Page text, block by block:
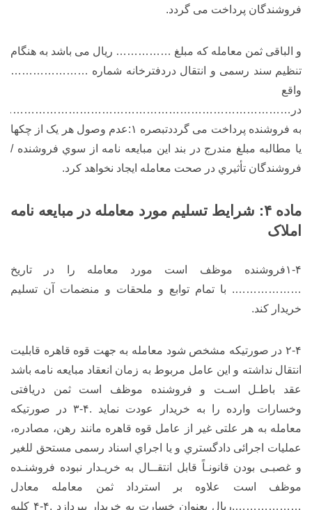
فروشندگان پرداخت می گردد.
و الباقی ثمن معامله که مبلغ …………… ریال می باشد به هنگام
تنظیم سند رسمی و انتقال دردفترخانه شماره …………………
واقع
به فروشنده پرداخت می گرددتبصره ۱:عدم وصول هر یک از چکها
یا مطالبه مبلغ مندرج در بند این مبایعه نامه از سوي فروشنده /
فروشندگان تأثیري در صحت معامله ایجاد نخواهد کرد.
ماده ۴: شرایط تسلیم مورد معامله در مبایعه نامه
املاک
۱-۴فروشنده موظف است مورد معامله را در تاریخ
………………. با تمام توابع و ملحقات و منضمات آن تسلیم
خریدار کند.
۲-۴ در صورتیکه مشخص شود معامله به جهت قوه قاهره قابلیت
انتقال نداشته و این عامل مربوط به زمان انعقاد مبایعه نامه باشد
عقد باطـل اسـت و فروشنده موظف است ثمن دریافتی
وخسارات وارده را به خریدار عودت نماید .۴-۳ در صورتیکه
معامله به هر علتی غیر از عامل قوه قاهره مانند رهن، مصادره،
عملیات اجرائی دادگستري و یا اجراي اسناد رسمی مستحق للغیر
و غصبـی بودن قانونـاً قابل انتقــال به خریـدار نبوده فروشنـده
موظف است علاوه بر استرداد ثمن معامله معادل
……………….ریال بعنوان خسارت به خریدار بپردازد .۴-۴ کلیه